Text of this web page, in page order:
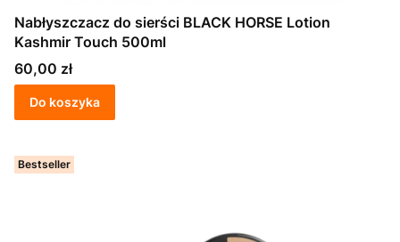
Nabłyszczacz do sierści BLACK HORSE Lotion
Kashmir Touch 500ml
Cena
60,00 zł
Do koszyka
Bestseller